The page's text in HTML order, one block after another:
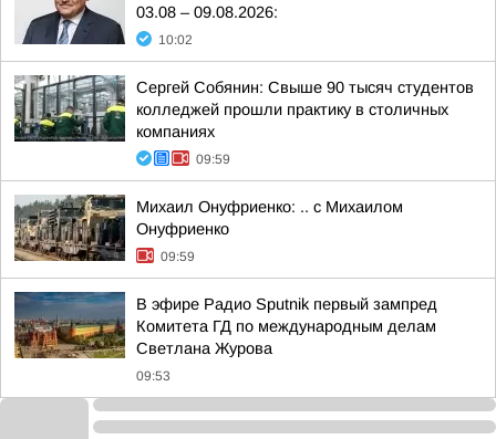
03.08 – 09.08.2026:
10:02
Сергей Собянин: Свыше 90 тысяч студентов
колледжей прошли практику в столичных
компаниях
09:59
Михаил Онуфриенко: .. с Михаилом
Онуфриенко
09:59
В эфире Радио Sputnik первый зампред
Комитета ГД по международным делам
Светлана Журова
09:53